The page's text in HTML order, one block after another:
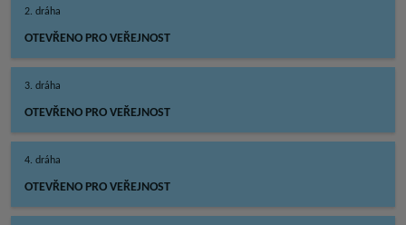
2. dráha
OTEVŘENO PRO VEŘEJNOST
3. dráha
OTEVŘENO PRO VEŘEJNOST
4. dráha
OTEVŘENO PRO VEŘEJNOST